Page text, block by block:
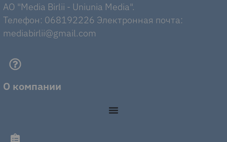
AO "Media Birlii - Uniunia Media".
Телефон: 068192226 Электронная почта:
mediabirlii@gmail.com
О компании